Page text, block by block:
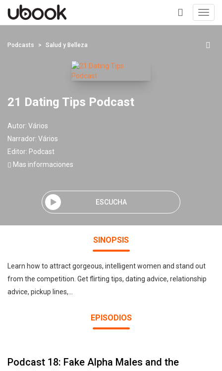
+
Podcasts Salud y Belleza
21 Dating Tips Podcast
Autor: Vários
Narrador: Vários
Editor: Podcast
Mas informaciones
ESCUCHA
SINOPSIS
Learn how to attract gorgeous, intelligent women and stand out
from the competition. Get flirting tips, dating advice, relationship
advice, pickup lines,...
EPISODIOS
Podcast 18: Fake Alpha Males and the